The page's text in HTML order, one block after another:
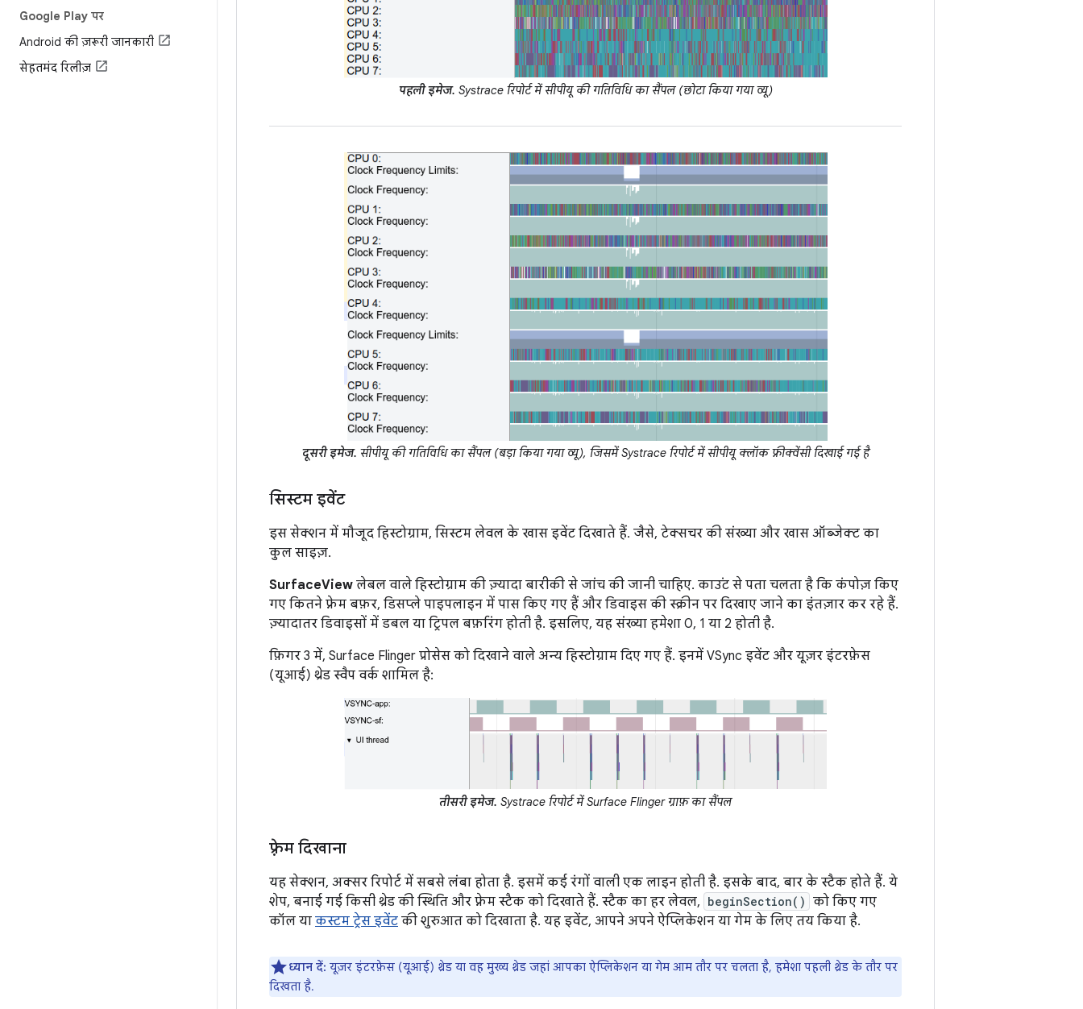
Google Play पर
Android की ज़रूरी जानकारी
सेहतमंद रिलीज़
पहली इमेज. Systrace रिपोर्ट में सीपीयू की गतिविधि का सैंपल (छोटा किया गया व्यू)
दूसरी इमेज. सीपीयू की गतिविधि का सैंपल (बड़ा किया गया व्यू), जिसमें Systrace रिपोर्ट में सीपीयू क्लॉक फ़्रीक्वेंसी दिखाई गई है
सिस्टम इवेंट
इस सेक्शन में मौजूद हिस्टोग्राम, सिस्टम लेवल के खास इवेंट दिखाते हैं. जैसे, टेक्सचर की संख्या और खास ऑब्जेक्ट का
कुल साइज़.
SurfaceView लेबल वाले हिस्टोग्राम की ज़्यादा बारीकी से जांच की जानी चाहिए. काउंट से पता चलता है कि कंपोज़ किए
गए कितने फ़्रेम बफ़र, डिसप्ले पाइपलाइन में पास किए गए हैं और डिवाइस की स्क्रीन पर दिखाए जाने का इंतज़ार कर रहे हैं.
ज़्यादातर डिवाइसों में डबल या ट्रिपल बफ़रिंग होती है. इसलिए, यह संख्या हमेशा 0, 1 या 2 होती है.
फ़िगर 3 में, Surface Flinger प्रोसेस को दिखाने वाले अन्य हिस्टोग्राम दिए गए हैं. इनमें VSync इवेंट और यूज़र इंटरफ़ेस
(यूआई) थ्रेड स्वैप वर्क शामिल है:
तीसरी इमेज. Systrace रिपोर्ट में Surface Flinger ग्राफ़ का सैंपल
फ़्रेम दिखाना
यह सेक्शन, अक्सर रिपोर्ट में सबसे लंबा होता है. इसमें कई रंगों वाली एक लाइन होती है. इसके बाद, बार के स्टैक होते हैं. ये
शेप, बनाई गई किसी थ्रेड की स्थिति और फ़्रेम स्टैक को दिखाते हैं. स्टैक का हर लेवल, beginSection() को किए गए
कॉल या कस्टम ट्रेस इवेंट की शुरुआत को दिखाता है. यह इवेंट, आपने अपने ऐप्लिकेशन या गेम के लिए तय किया है.
ध्यान दें: यूज़र इंटरफ़ेस (यूआई) थ्रेड या वह मुख्य थ्रेड जहां आपका ऐप्लिकेशन या गेम आम तौर पर चलता है, हमेशा पहली थ्रेड के तौर पर
दिखता है.